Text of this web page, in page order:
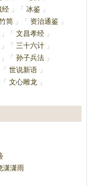
经 」 「 冰鉴 」
简 」 「 资治通鉴 」
」 「 文昌孝经 」
」 「 三十六计 」
」 「 孙子兵法 」
「 世说新语 」
「 文心雕龙
」
潇潇雨